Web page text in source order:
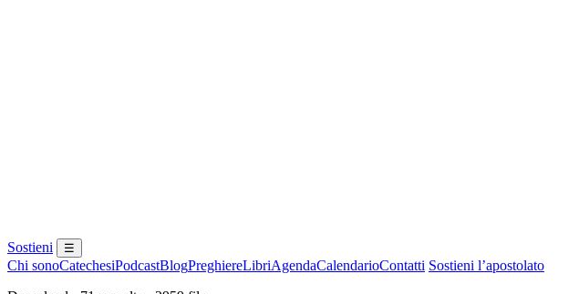
Sostieni ☰
Chi sonoCatechesiPodcastBlogPreghiereLibriAgendaCalendarioContatti Sostieni l’apostolato